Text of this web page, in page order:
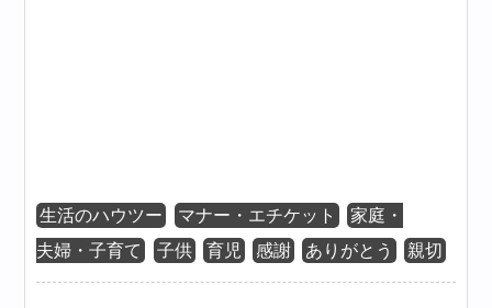
生活のハウツー マナー・エチケット
家庭・
夫婦・子育て
子供 育児 感謝 ありがとう 親切